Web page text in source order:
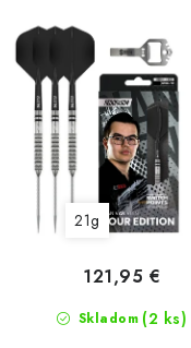
21g
Skladom (2 ks)
121,95 €